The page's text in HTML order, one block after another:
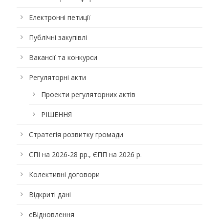
Електронні петиції
Публічні закупівлі
Вакансії та конкурси
Регуляторні акти
Проекти регуляторних актів
РІШЕННЯ
Стратегія розвитку громади
СПІ на 2026-28 рр., ЄПП на 2026 р.
Колективні договори
Відкриті дані
єВідновлення